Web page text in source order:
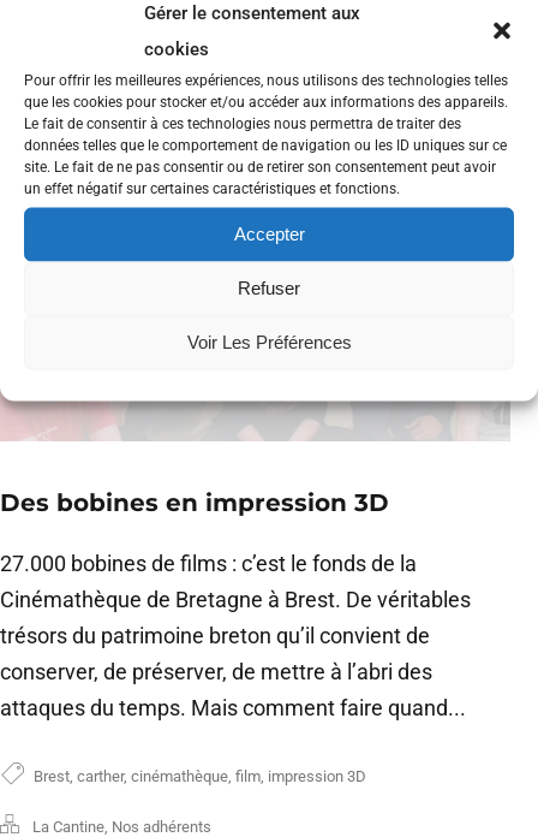
Gérer le consentement aux
cookies
Pour offrir les meilleures expériences, nous utilisons des technologies telles
que les cookies pour stocker et/ou accéder aux informations des appareils.
Le fait de consentir à ces technologies nous permettra de traiter des
données telles que le comportement de navigation ou les ID uniques sur ce
site. Le fait de ne pas consentir ou de retirer son consentement peut avoir
un effet négatif sur certaines caractéristiques et fonctions.
Accepter
Refuser
Voir Les Préférences
Des bobines en impression 3D
27.000 bobines de films : c’est le fonds de la
Cinémathèque de Bretagne à Brest. De véritables
trésors du patrimoine breton qu’il convient de
conserver, de préserver, de mettre à l’abri des
attaques du temps. Mais comment faire quand...
Brest carther, cinémathèque film impression 3D
La Cantine Nos adhérents